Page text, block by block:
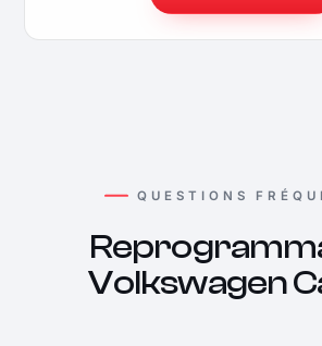
QUESTIONS
Volkswagen